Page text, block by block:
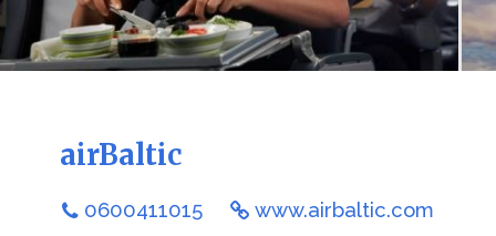
airBaltic
0600411015 www.airbaltic.com